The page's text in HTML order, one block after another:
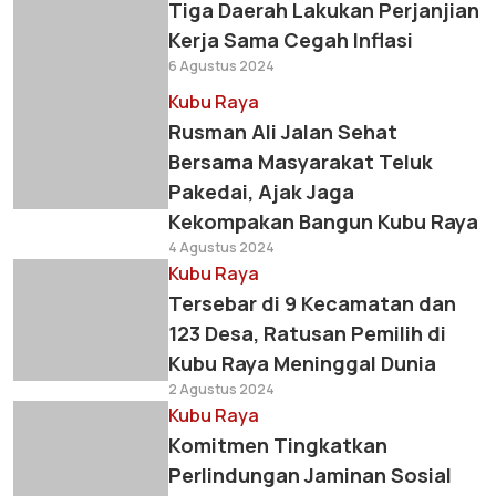
Tiga Daerah Lakukan Perjanjian
Kerja Sama Cegah Inflasi
6 Agustus 2024
Kubu Raya
Rusman Ali Jalan Sehat
Bersama Masyarakat Teluk
Pakedai, Ajak Jaga
Kekompakan Bangun Kubu Raya
4 Agustus 2024
Kubu Raya
Tersebar di 9 Kecamatan dan
123 Desa, Ratusan Pemilih di
Kubu Raya Meninggal Dunia
2 Agustus 2024
Kubu Raya
Komitmen Tingkatkan
Perlindungan Jaminan Sosial